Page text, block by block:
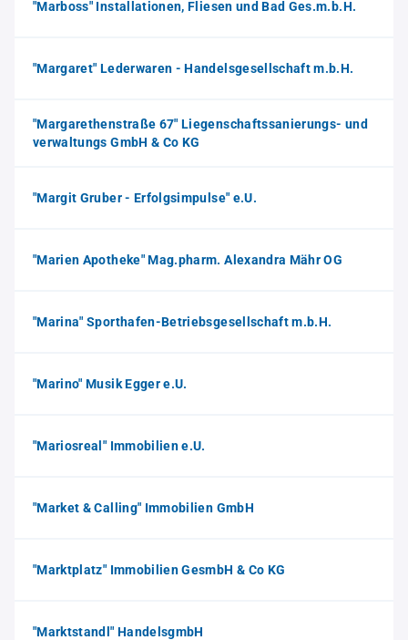
"Marboss" Installationen, Fliesen und Bad Ges.m.b.H.
"Margaret" Lederwaren - Handelsgesellschaft m.b.H.
"Margarethenstraße 67" Liegenschaftssanierungs- und
verwaltungs GmbH & Co KG
"Margit Gruber - Erfolgsimpulse" e.U.
"Marien Apotheke" Mag.pharm. Alexandra Mähr OG
"Marina" Sporthafen-Betriebsgesellschaft m.b.H.
"Marino" Musik Egger e.U.
"Mariosreal" Immobilien e.U.
"Market & Calling" Immobilien GmbH
"Marktplatz" Immobilien GesmbH & Co KG
"Marktstandl" HandelsgmbH